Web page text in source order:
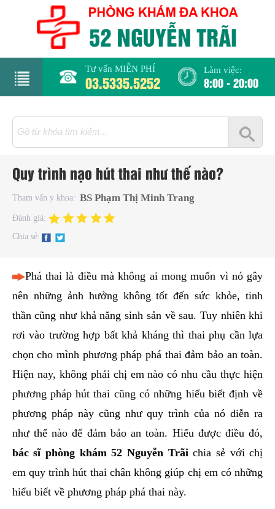
Tư vấn MIỄN PHÍ
03.5335.5252
Làm việc:
8:00 - 20:00
Quy trình nạo hút thai như thế nào?
Tham vấn y khoa: BS Phạm Thị Minh Trang
Đánh giá:
Chia sẻ:
Phá thai là điều mà không ai mong muốn vì nó gây
nên những ảnh hưởng không tốt đến sức khỏe, tinh
thần cũng như khả năng sinh sản về sau. Tuy nhiên khi
rơi vào trường hợp bất khả kháng thì thai phụ cần lựa
chọn cho mình phương pháp phá thai đảm bảo an toàn.
Hiện nay, không phải chị em nào có nhu cầu thực hiện
phương pháp hút thai cũng có những hiểu biết định về
phương pháp này cũng như quy trình của nó diễn ra
như thế nào để đảm bảo an toàn. Hiểu được điều đó,
bác sĩ phòng khám 52 Nguyễn Trãichia sẻ với chị
em quy trình hút thai chân không giúp chị em có những
hiểu biết về phương pháp phá thai này.